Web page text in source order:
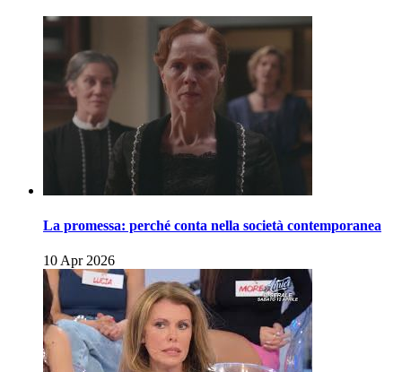
La promessa: perché conta nella società contemporanea
10 Apr 2026